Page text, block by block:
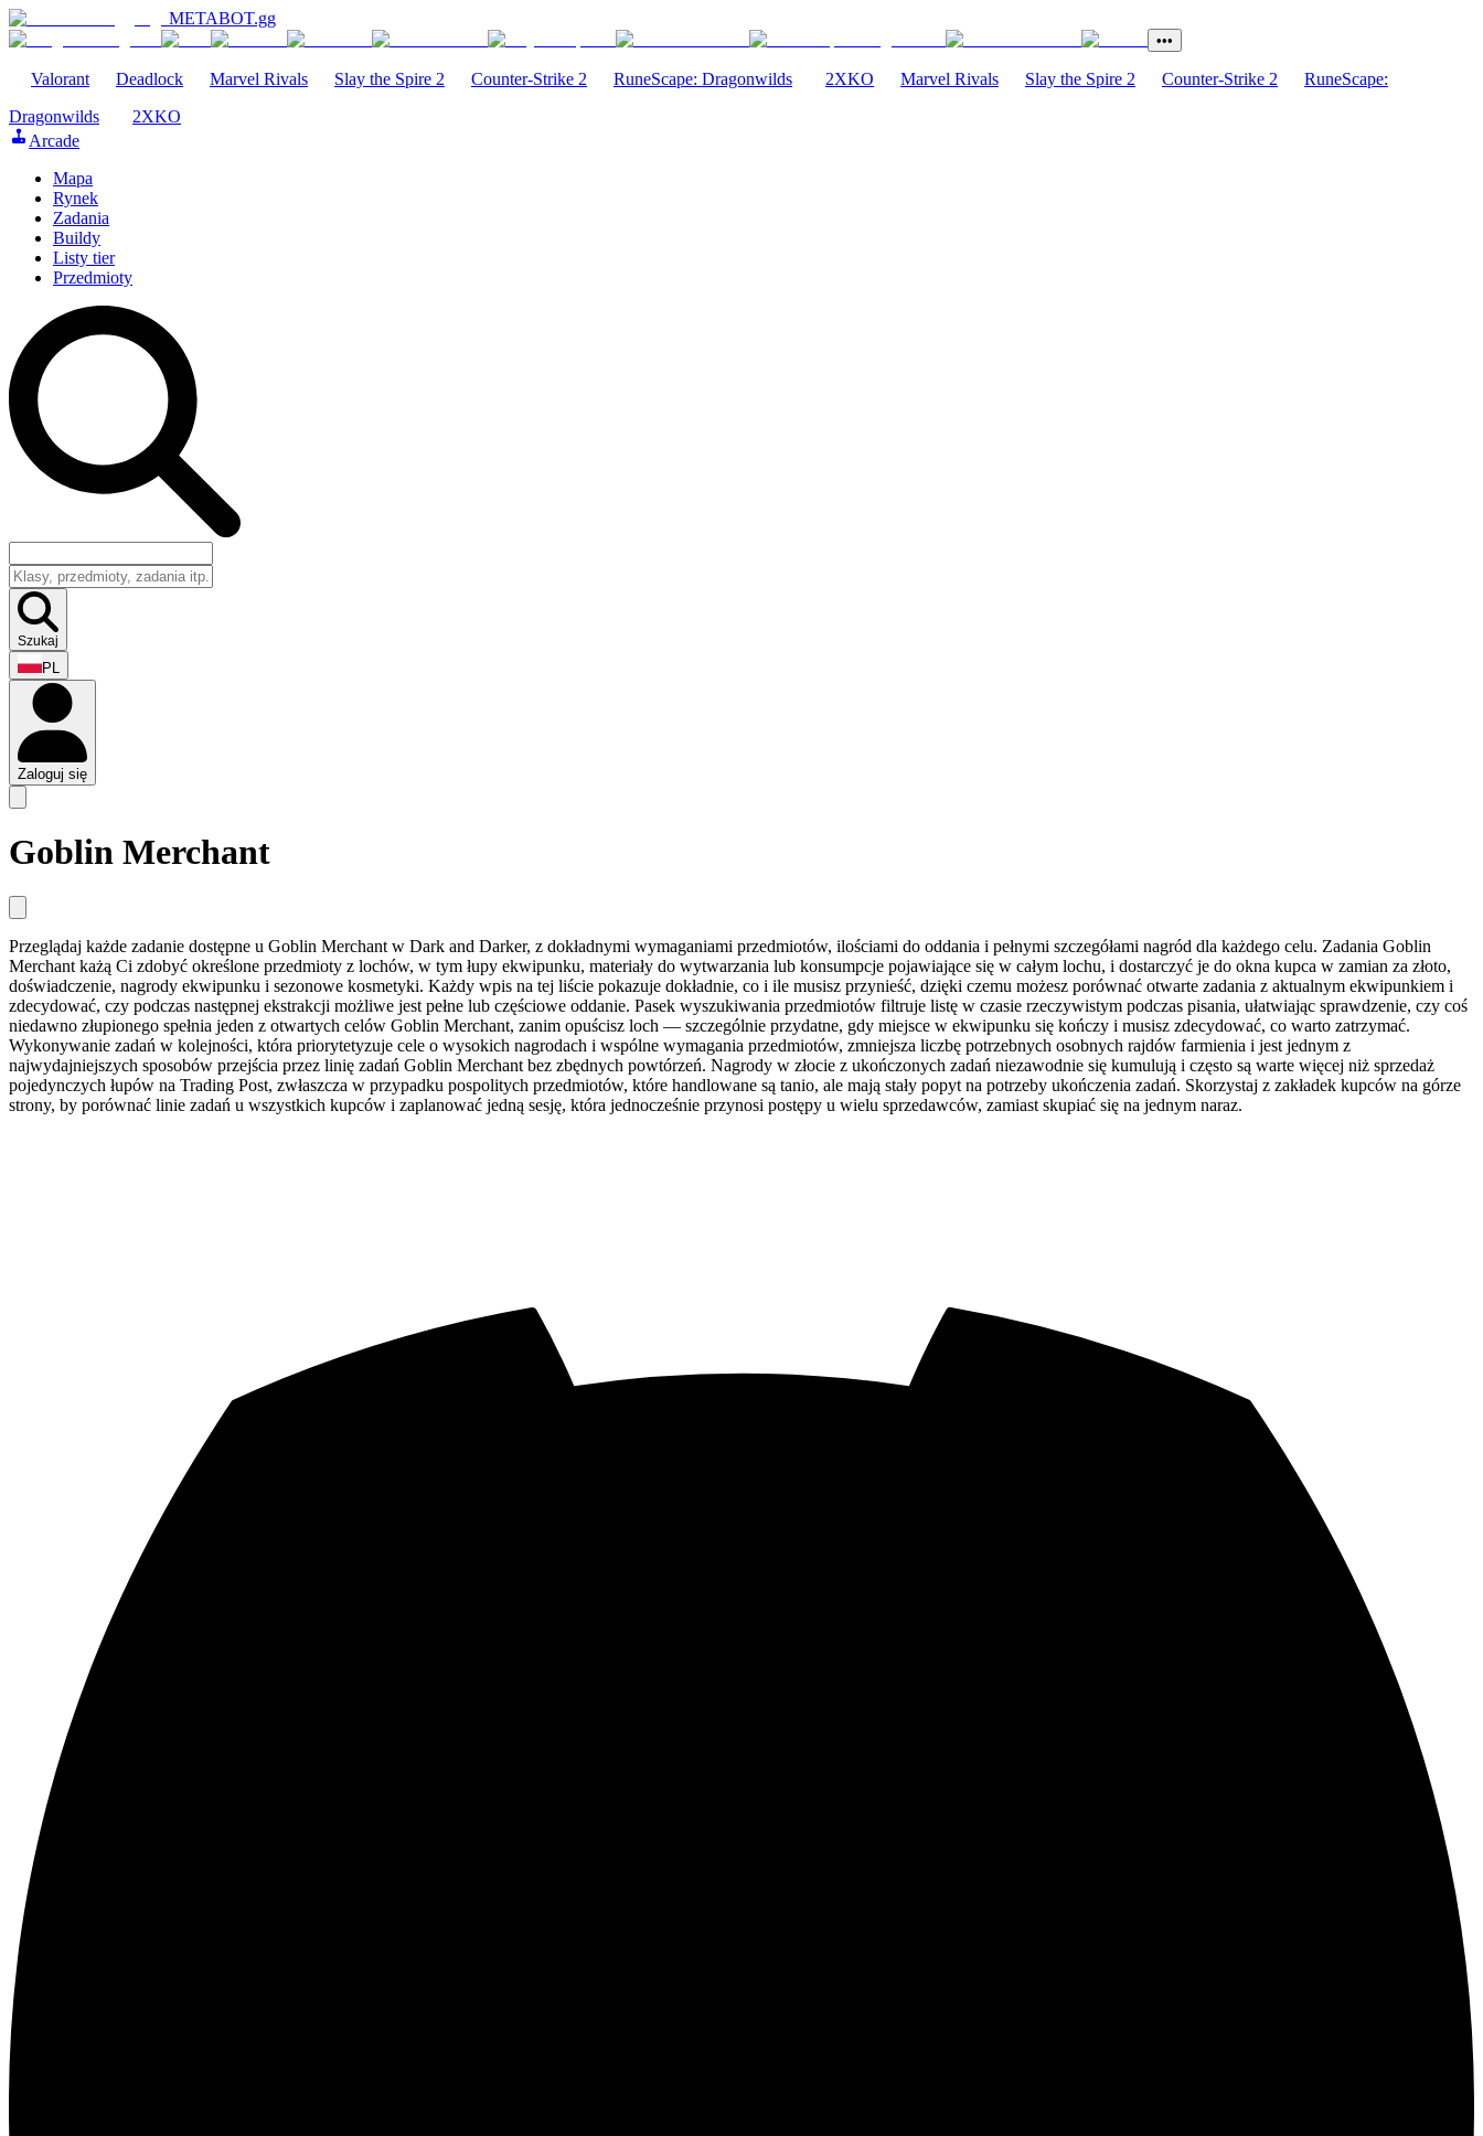
METABOT.gg
•••
Valorant Deadlock Marvel Rivals Slay the Spire 2 Counter-Strike 2 RuneScape: Dragonwilds 2XKO Marvel Rivals Slay the Spire 2 Counter-Strike 2
RuneScape:
Dragonwilds
2XKO
Arcade
Mapa
Rynek
Zadania
Buildy
Listy tier
Przedmioty
Szukaj
PL
Zaloguj się
Goblin Merchant
Przeglądaj każde zadanie dostępne u Goblin Merchant w Dark and Darker, z dokładnymi wymaganiami przedmiotów, ilościami do oddania i pełnymi szczegółami nagród dla każdego celu. Zadania Goblin
Merchant każą Ci zdobyć określone przedmioty z lochów, w tym łupy ekwipunku, materiały do wytwarzania lub konsumpcje pojawiające się w całym lochu, i dostarczyć je do okna kupca w zamian za złoto,
doświadczenie, nagrody ekwipunku i sezonowe kosmetyki. Każdy wpis na tej liście pokazuje dokładnie, co i ile musisz przynieść, dzięki czemu możesz porównać otwarte zadania z aktualnym ekwipunkiem i
zdecydować, czy podczas następnej ekstrakcji możliwe jest pełne lub częściowe oddanie. Pasek wyszukiwania przedmiotów filtruje listę w czasie rzeczywistym podczas pisania, ułatwiając sprawdzenie, czy coś
niedawno złupionego spełnia jeden z otwartych celów Goblin Merchant, zanim opuścisz loch — szczególnie przydatne, gdy miejsce w ekwipunku się kończy i musisz zdecydować, co warto zatrzymać.
Wykonywanie zadań w kolejności, która priorytetyzuje cele o wysokich nagrodach i wspólne wymagania przedmiotów, zmniejsza liczbę potrzebnych osobnych rajdów farmienia i jest jednym z
najwydajniejszych sposobów przejścia przez linię zadań Goblin Merchant bez zbędnych powtórzeń. Nagrody w złocie z ukończonych zadań niezawodnie się kumulują i często są warte więcej niż sprzedaż
pojedynczych łupów na Trading Post, zwłaszcza w przypadku pospolitych przedmiotów, które handlowane są tanio, ale mają stały popyt na potrzeby ukończenia zadań. Skorzystaj z zakładek kupców na górze
strony, by porównać linie zadań u wszystkich kupców i zaplanować jedną sesję, która jednocześnie przynosi postępy u wielu sprzedawców, zamiast skupiać się na jednym naraz.